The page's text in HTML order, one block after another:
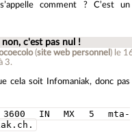
comment ? C’est un
non, c'est pas nul !
(site web personnel ) le
3.
cela soit Infomaniak, donc pas
IN MX 5 mta-